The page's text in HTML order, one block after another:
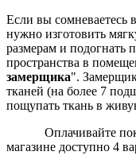
Если вы сомневаетесь
нужно изготовить
размерам и подогнать
пространства в
замерщика".
тканей (на более 7
пощупать ткань в
Оплачивайте
магазине доступно 4